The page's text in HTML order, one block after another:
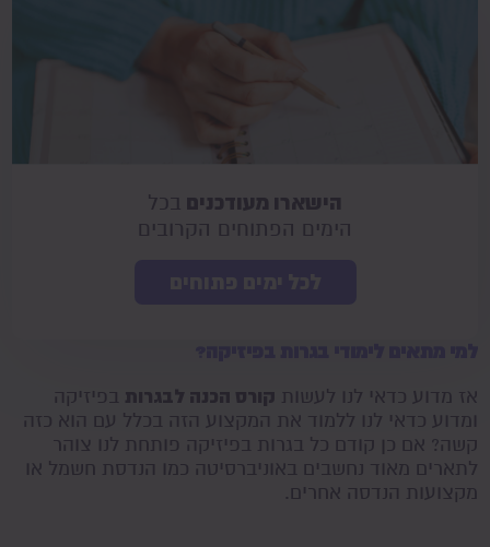
הישארו מעודכנים בכל
הימים הפתוחים הקרובים
אז מדוע כדאי לנו לעשות קורס הכנה לבגרות בפיזיקה
ומדוע כדאי לנו ללמוד את המקצוע הזה בכלל עם הוא כזה
קשה? אם כן קודם כל בגרות בפיזיקה פותחת לנו צוהר
לתארים מאוד נחשבים באוניברסיטה כמו הנדסת חשמל או
מקצועות הנדסה אחרים.